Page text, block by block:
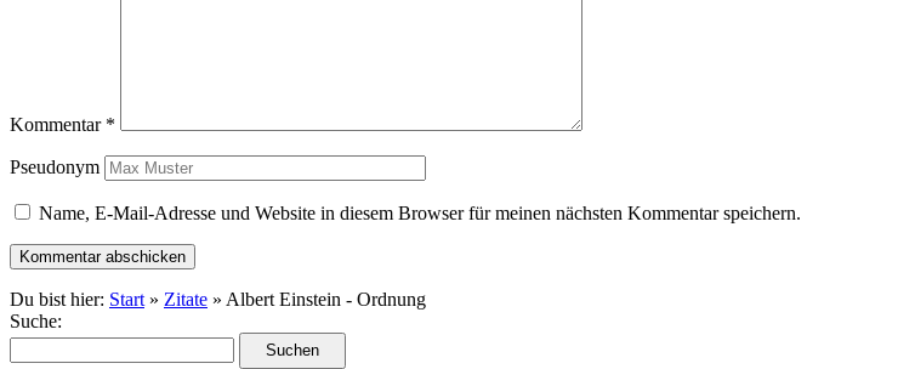
Kommentar *
Pseudonym
Name, E-Mail-Adresse und Website in diesem Browser für meinen nächsten Kommentar speichern.
Du bist hier: Start » Zitate » Albert Einstein - Ordnung
Suche: